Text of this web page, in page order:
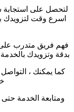
لتحصل على استجابة
اسرع وقت لتزويدك
فهم فريق متدرب على
بدقة وتزويدك
كما يمكنك ،
ومتابعة الخدمة